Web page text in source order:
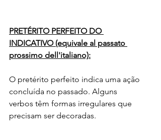
PRETÉRITO PERFEITO DO
INDICATIVO (equivale al passato
prossimo dell'italiano):
O pretérito perfeito indica uma ação
concluída no passado. Alguns
verbos têm formas irregulares que
precisam ser decoradas.